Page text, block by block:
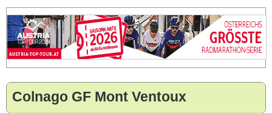
Colnago GF Mont Ventoux